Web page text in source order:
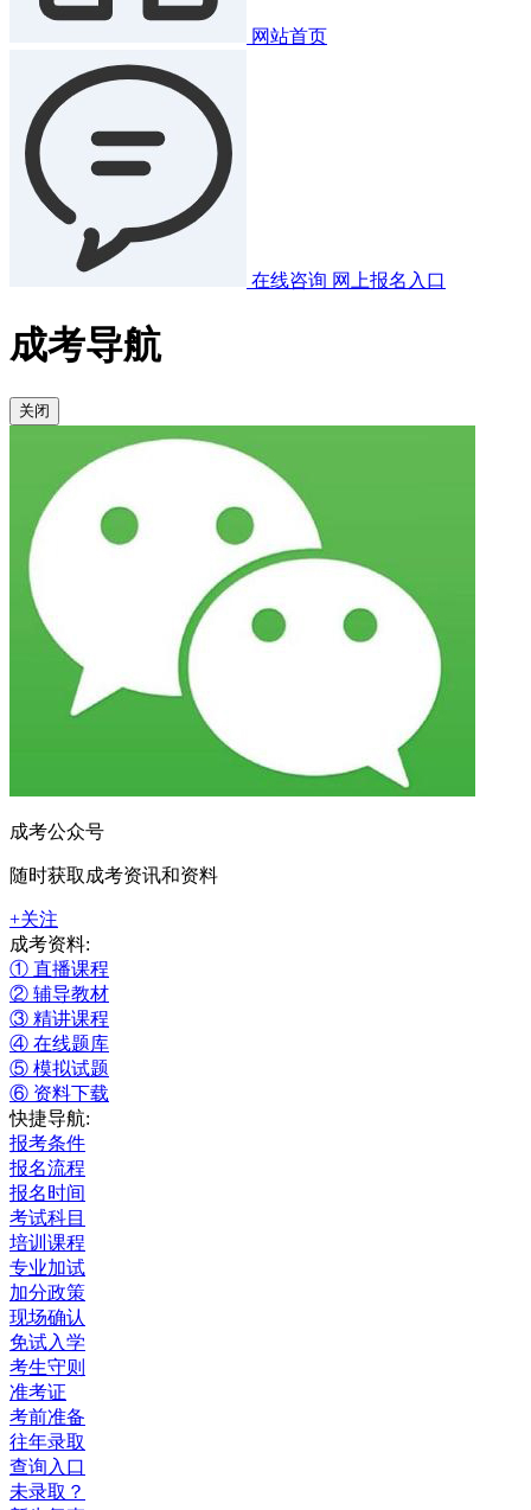
网站首页
在线咨询 网上报名入口
成考导航
关闭
成考公众号
随时获取成考资讯和资料
+关注
成考资料:
① 直播课程
② 辅导教材
③ 精讲课程
④ 在线题库
⑤ 模拟试题
⑥ 资料下载
快捷导航:
报考条件
报名流程
报名时间
考试科目
培训课程
专业加试
加分政策
现场确认
免试入学
考生守则
准考证
考前准备
往年录取
查询入口
未录取？